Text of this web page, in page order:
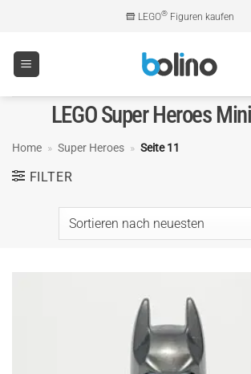
springen
LEGO®Figuren kaufen
LEGO Super Heroes
Home » Super Heroes » Seite 11
FILTER